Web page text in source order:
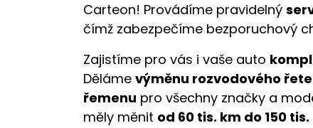
Carteon! Provádíme pravidelný
čímž zabezpečíme bezporuchový
Zajistíme pro vás i vaše auto
Děláme výměnu rozvodového
řemenu pro všechny značky a
měly měnit od 60 tis. km do 150